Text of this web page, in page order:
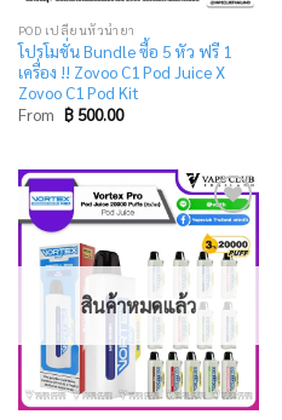
POD เปลี่ยนหัวน้ำยา
โปรโมชั่น Bundle ซื้อ 5 หัว ฟรี 1
เครื่อง !! Zovoo C1 Pod Juice X
Zovoo C1 Pod Kit
From ฿500.00
Add
to
wishlist
สินค้าหมดแล้ว